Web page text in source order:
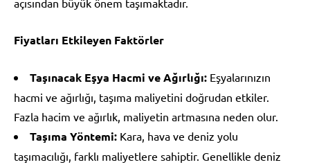
Fiyatları Etkileyen Faktörler
Taşınacak Eşya Hacmi ve Ağırlığı: Eşyalarınızın
hacmi ve ağırlığı, taşıma maliyetini doğrudan etkiler.
Fazla hacim ve ağırlık, maliyetin artmasına neden olur.
Taşıma Yöntemi: Kara, hava ve deniz yolu
taşımacılığı, farklı maliyetlere sahiptir. Genellikle deniz